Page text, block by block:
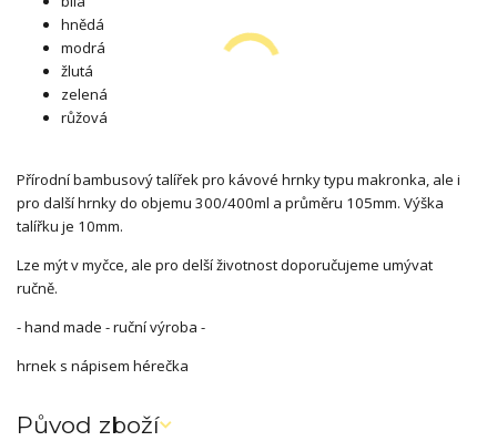
hnědá
modrá
žlutá
zelená
růžová
Přírodní bambusový talířek pro kávové hrnky typu makronka, ale i
pro další hrnky do objemu 300/400ml a průměru 105mm. Výška
talířku je 10mm.
Lze mýt v myčce, ale pro delší životnost doporučujeme umývat
ručně.
- hand made - ruční výroba -
hrnek s nápisem hérečka
Původ zboží